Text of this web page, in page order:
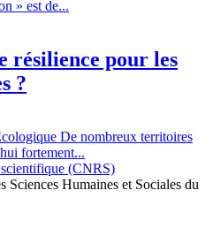
» est de...
résilience pour les
?
De nombreux territoires
fortement...
Sciences Humaines et Sociales du